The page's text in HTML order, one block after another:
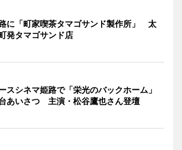
に「町家喫茶タマゴサンド製作所」 太
発タマゴサンド店
スシネマ姫路で「栄光のバックホーム」
あいさつ 主演・松谷鷹也さん登壇